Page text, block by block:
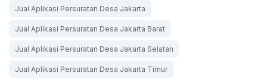
Jual Aplikasi Persuratan Desa Jakarta
Jual Aplikasi Persuratan Desa Jakarta Barat
Jual Aplikasi Persuratan Desa Jakarta Selatan
Jual Aplikasi Persuratan Desa Jakarta Timur